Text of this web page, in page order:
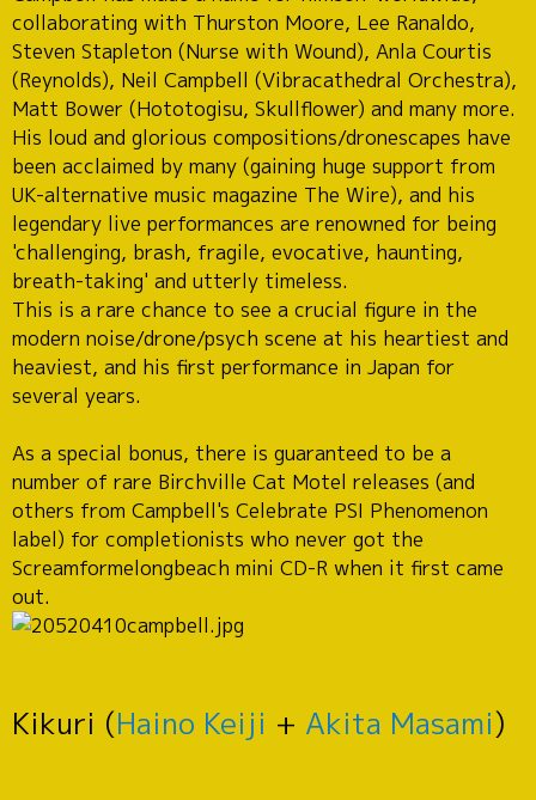
collaborating with Thurston Moore, Lee Ranaldo,
Steven Stapleton (Nurse with Wound), Anla Courtis
(Reynolds), Neil Campbell (Vibracathedral Orchestra),
Matt Bower (Hototogisu, Skullflower) and many more.
His loud and glorious compositions/dronescapes have
been acclaimed by many (gaining huge support from
UK-alternative music magazine The Wire), and his
legendary live performances are renowned for being
'challenging, brash, fragile, evocative, haunting,
breath-taking' and utterly timeless.
This is a rare chance to see a crucial figure in the
modern noise/drone/psych scene at his heartiest and
heaviest, and his first performance in Japan for
several years.
As a special bonus, there is guaranteed to be a
number of rare Birchville Cat Motel releases (and
others from Campbell's Celebrate PSI Phenomenon
label) for completionists who never got the
Screamformelongbeach mini CD-R when it first came
out.
Kikuri (Haino Keiji + Akita Masami)